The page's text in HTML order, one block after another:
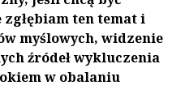
ten temat i
myślowych, widzenie
źródeł wykluczenia
w obalaniu